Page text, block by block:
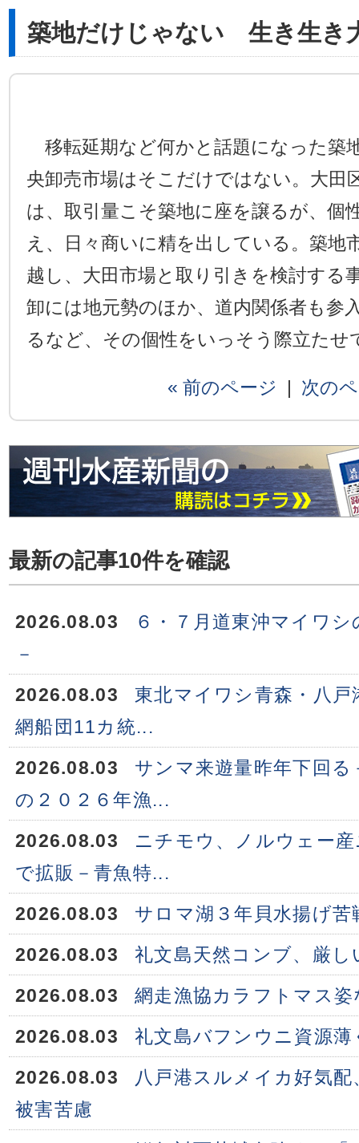
築地だけじゃない 生き生き
移転延期など何かと話題になった築
央卸売市場はそこだけではない。大田
は、取引量こそ築地に座を譲るが、個
え、日々商いに精を出している。築地
越し、大田市場と取り引きを検討する
卸には地元勢のほか、道内関係者も参
るなど、その個性をいっそう際立たせ
« 前のページ | 次の
最新の記事10件を確認
2026.08.03
６・７月道東沖マイワ
－
2026.08.03
東北マイワシ青森・八
網船団11カ統...
2026.08.03
サンマ来遊量昨年下回
の２０２６年漁...
2026.08.03
ニチモウ、ノルウェー
で拡販－青魚特...
2026.08.03
サロマ湖３年貝水揚げ苦
2026.08.03
礼文島天然コンブ、厳し
2026.08.03
網走漁協カラフトマス
2026.08.03
礼文島バフンウニ資源薄
2026.08.03
八戸港スルメイカ好気
被害苦慮